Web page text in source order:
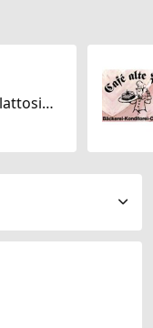
Senza glutine, Senza lattosio, Senza noci, Mediterranea, Stagionale, Svizzera